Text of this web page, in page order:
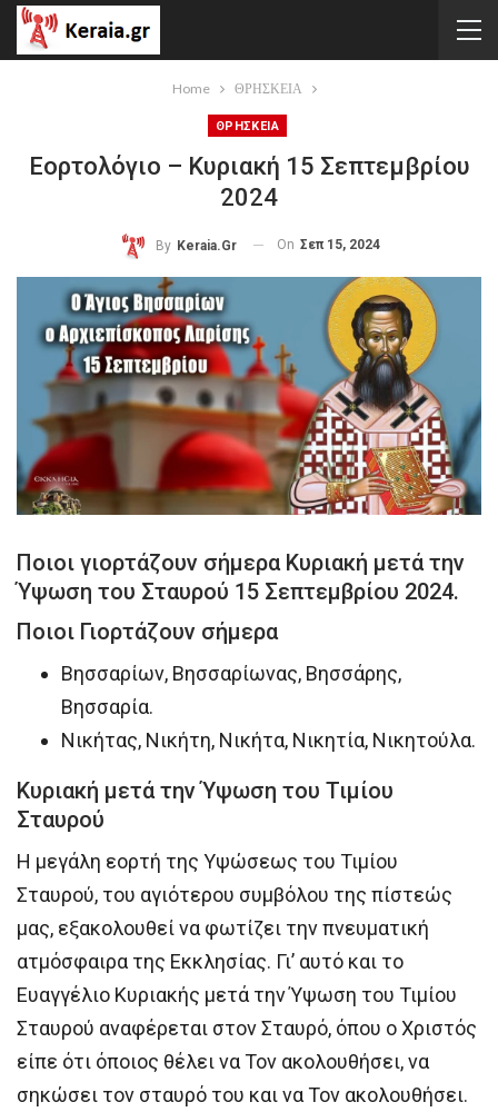
Home ΘΡΗΣΚΕΙΑ
ΘΡΗΣΚΕΙΑ
Εορτολόγιο – Κυριακή 15 Σεπτεμβρίου
2024
By Keraia.gr On Σεπ 15, 2024
Ποιοι γιορτάζουν σήμερα Κυριακή μετά την
Ύψωση του Σταυρού 15 Σεπτεμβρίου 2024.
Ποιοι Γιορτάζουν σήμερα
Βησσαρίων, Βησσαρίωνας, Βησσάρης,
Βησσαρία.
Νικήτας, Νικήτη, Νικήτα, Νικητία, Νικητούλα.
Κυριακή μετά την Ύψωση του Τιμίου
Σταυρού
Η μεγάλη εορτή της Υψώσεως του Τιμίου
Σταυρού, του αγιότερου συμβόλου της πίστεώς
μας, εξακολουθεί να φωτίζει την πνευματική
ατμόσφαιρα της Εκκλησίας. Γι’ αυτό και το
Ευαγγέλιο Κυριακής μετά την Ύψωση του Τιμίου
Σταυρού αναφέρεται στον Σταυρό, όπου ο Χριστός
είπε ότι όποιος θέλει να Τον ακολουθήσει, να
σηκώσει τον σταυρό του και να Τον ακολουθήσει.